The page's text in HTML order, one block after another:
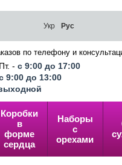
Укр Рус
по телефону и
- с 9:00 до 17:00
9:00 до 13:00
Коробки
в
форме
сердца
Наборы
с
орехами